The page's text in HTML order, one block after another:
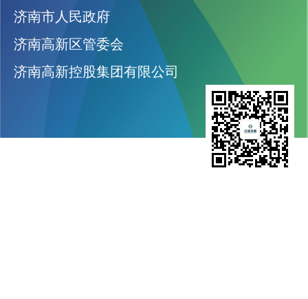
济南市人民政府
济南高新区管委会
济南高新控股集团有限公司